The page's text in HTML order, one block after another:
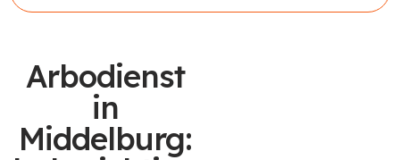
Arbodienst
in
Middelburg: